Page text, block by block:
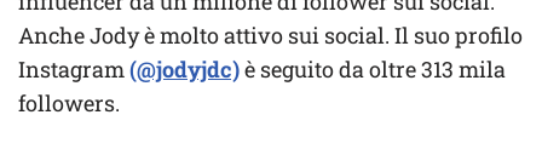
Anche Jody è molto attivo sui social. Il suo profilo
Instagram(@jodyjdc)è seguito da oltre 313 mila
followers.